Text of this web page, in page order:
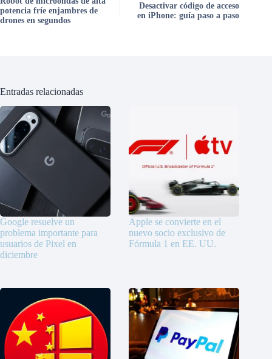
potencia fríe enjambres de
drones en segundos
Desactivar código de acceso
en iPhone: guía paso a paso
Entradas relacionadas
Google resuelve un
problema importante para
usuarios de Pixel en
diciembre
Apple se convierte en el
nuevo socio exclusivo de
Fórmula 1 en EE. UU.